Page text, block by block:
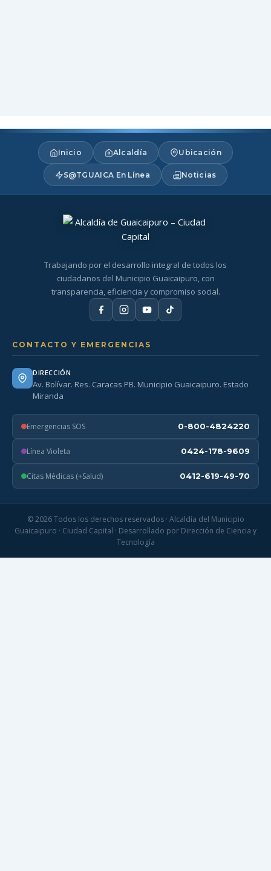
Inicio Alcaldía Ubicación
S@TGUAICA En Línea Noticias
Trabajando por el desarrollo integral de todos los
ciudadanos del Municipio Guaicaipuro, con
transparencia, eficiencia y compromiso social.
CONTACTO Y EMERGENCIAS
DIRECCIÓN
Av. Bolívar. Res. Caracas PB. Municipio Guaicaipuro. Estado
Miranda
Emergencias SOS 0-800-4824220
Línea Violeta 0424-178-9609
Citas Médicas (+Salud) 0412-619-49-70
© 2026 Todos los derechos reservados · Alcaldía del Municipio
Guaicaipuro · Ciudad Capital · Desarrollado por Dirección de Ciencia y
Tecnología